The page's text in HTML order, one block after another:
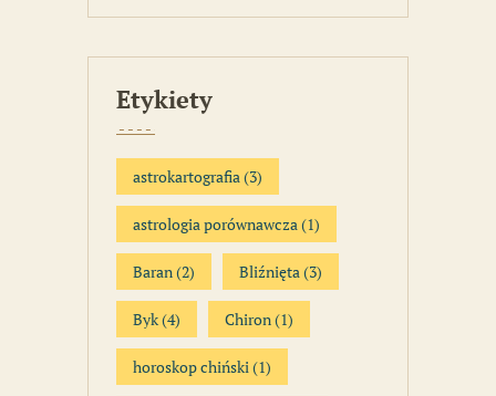
Etykiety
astrokartografia(3)
astrologia porównawcza(1)
Baran(2) Bliźnięta(3)
Byk(4) Chiron(1)
horoskop chiński(1)